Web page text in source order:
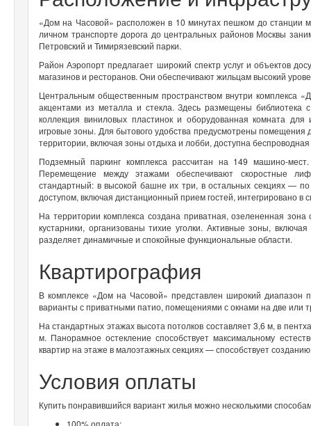
«Дом на Часовой» расположен в 10 минутах пешком до
личном транспорте дорога до центральных районов Москвы
Петровский и Тимирязевский парки.
Район Аэропорт предлагает широкий спектр услуг и объектов
магазинов и ресторанов. Они обеспечивают жильцам высокий
Центральным общественным пространством внутри комплекса
акцентами из металла и стекла. Здесь размещены
коллекция виниловых пластинок и оборудованная комната для
игровые зоны. Для бытового удобства предусмотрены
территории, включая зоны отдыха и лобби, доступна
Подземный паркинг комплекса рассчитан на 149 машино-
Перемещение между этажами обеспечивают скоростные
стандартный: в высокой башне их три, в остальных секциях —
доступом, включая дистанционный прием гостей, интегрировано
На территории комплекса создана приватная, озелененная
кустарники, организованы тихие уголки. Активные зоны,
разделяет динамичные и спокойные функциональные области.
Квартирография
В комплексе «Дом на Часовой» представлен широкий диапазон
варианты с приватными патио, помещениями с окнами на две или
На стандартных этажах высота потолков составляет 3,6 м, в
м. Панорамное остекление способствует максимальному
квартир на этаже в малоэтажных секциях — способствует
Условия оплаты
Купить понравившийся вариант жилья можно несколькими
100% оплата;